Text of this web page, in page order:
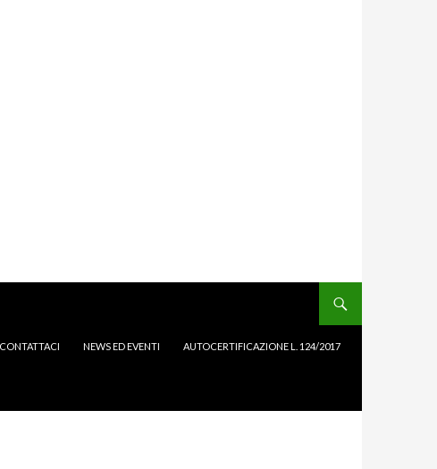
CONTATTACI NEWS ED EVENTI AUTOCERTIFICAZIONE L. 124/2017